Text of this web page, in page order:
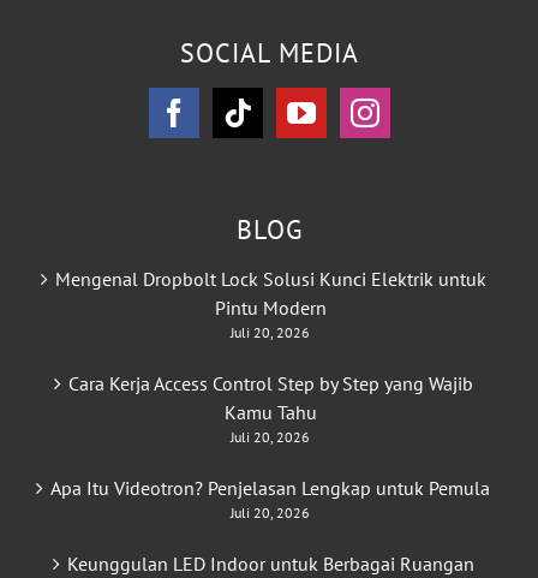
SOCIAL MEDIA
BLOG
Mengenal Dropbolt Lock Solusi Kunci Elektrik untuk
Pintu Modern
Juli 20, 2026
Cara Kerja Access Control Step by Step yang Wajib
Kamu Tahu
Juli 20, 2026
Apa Itu Videotron? Penjelasan Lengkap untuk Pemula
Juli 20, 2026
Keunggulan LED Indoor untuk Berbagai Ruangan